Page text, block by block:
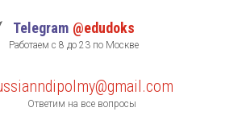
Telegram @edudoks
Работаем с 8 до 23 по Москве
Ответим на все вопросы